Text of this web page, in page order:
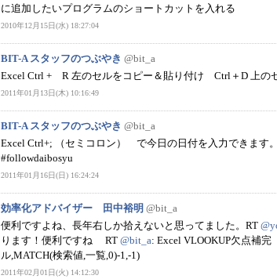
に追加したいプログラムのショートカットを入れる
2010年12月15日(水) 18:27:04
BIT-A スタッフのつぶやき @bit_a
Excel Ctrl + R 左のセルをコピー＆貼り付け Ctrl＋D 上の
2011年01月13日(木) 10:16:49
BIT-A スタッフのつぶやき @bit_a
Excel Ctrl+; （セミコロン） で今日の日付を入力できます
#followdaibosyu
2011年01月16日(日) 16:24:24
効率化アドバイザー 田中裕明 @bit_a
便利ですよね、長年右しか拾えないと思ってました。RT
ります！便利ですね RT @bit_a: Excel VLOOKUP欠点補
ル,MATCH(検索値,一覧,0)-1,-1)
2011年02月01日(火) 14:12:30